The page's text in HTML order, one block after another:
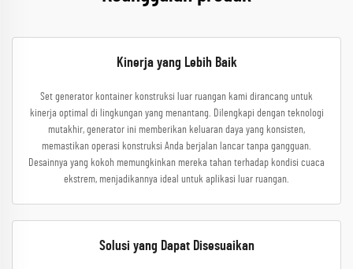
Kinerja yang Lebih Baik
Set generator kontainer konstruksi luar ruangan kami dirancang untuk
kinerja optimal di lingkungan yang menantang. Dilengkapi dengan teknologi
mutakhir, generator ini memberikan keluaran daya yang konsisten,
memastikan operasi konstruksi Anda berjalan lancar tanpa gangguan.
Desainnya yang kokoh memungkinkan mereka tahan terhadap kondisi cuaca
ekstrem, menjadikannya ideal untuk aplikasi luar ruangan.
Solusi yang Dapat Disesuaikan